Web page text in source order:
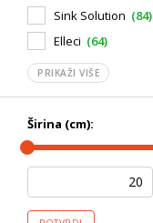
Sink Solution (84)
Elleci (64)
PRIKAŽI VIŠE
Širina (cm):